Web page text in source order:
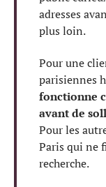
adresses
plus loin.
Pour une
parisiennes
fonctionne
avant de
Pour les
Paris qui ne
recherche.